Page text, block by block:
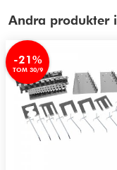
Andra produkter
-21%
TOM 30/9